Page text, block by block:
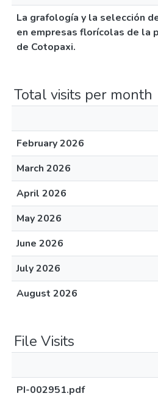
La grafología y la selección
en empresas florícolas de la
de Cotopaxi.
Total visits per month
February 2026
March 2026
April 2026
May 2026
June 2026
July 2026
August 2026
File Visits
PI-002951.pdf